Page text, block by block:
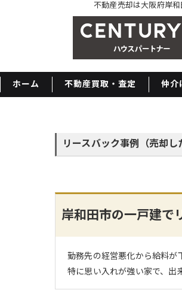
不動産売却は大阪府岸和
ホーム 不動産買取・査定 仲介
リースバック事例（売却し
岸和田市の一戸建で
勤務先の経営悪化から給料が
特に思い入れが強い家で、出